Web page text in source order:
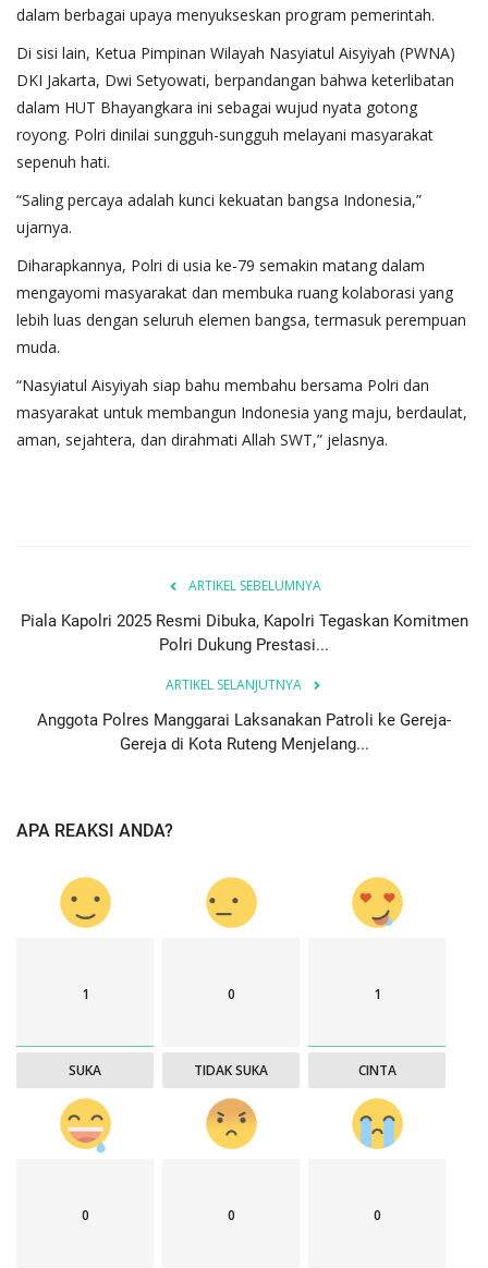
dalam berbagai upaya menyukseskan program pemerintah.
Di sisi lain, Ketua Pimpinan Wilayah Nasyiatul Aisyiyah (PWNA)
DKI Jakarta, Dwi Setyowati, berpandangan bahwa keterlibatan
dalam HUT Bhayangkara ini sebagai wujud nyata gotong
royong. Polri dinilai sungguh-sungguh melayani masyarakat
sepenuh hati.
“Saling percaya adalah kunci kekuatan bangsa Indonesia,”
ujarnya.
Diharapkannya, Polri di usia ke-79 semakin matang dalam
mengayomi masyarakat dan membuka ruang kolaborasi yang
lebih luas dengan seluruh elemen bangsa, termasuk perempuan
muda.
“Nasyiatul Aisyiyah siap bahu membahu bersama Polri dan
masyarakat untuk membangun Indonesia yang maju, berdaulat,
aman, sejahtera, dan dirahmati Allah SWT,” jelasnya.
ARTIKEL SEBELUMNYA
Piala Kapolri 2025 Resmi Dibuka, Kapolri Tegaskan Komitmen
Polri Dukung Prestasi...
ARTIKEL SELANJUTNYA
Anggota Polres Manggarai Laksanakan Patroli ke Gereja-
Gereja di Kota Ruteng Menjelang...
APA REAKSI ANDA?
1
SUKA
0
TIDAK SUKA
1
CINTA
0 0 0